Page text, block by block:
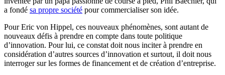
a fondé sa propre société pour commercialiser son idée.
Pour Eric von Hippel, ces nouveaux phénomènes, sont autant de
nouveaux défis à prendre en compte dans toute politique
d’innovation. Pour lui, ce constat doit nous inciter à prendre en
considération d’autres sources d’innovation et surtout, il doit nous
interroger sur les formes de financement et de création d’entreprise.